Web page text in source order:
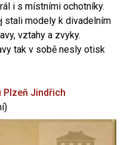
i s místními ochotníky.
stali modely k divadelním
vztahy a zvyky.
tak v sobě nesly otisk
Plzeň Jindřich